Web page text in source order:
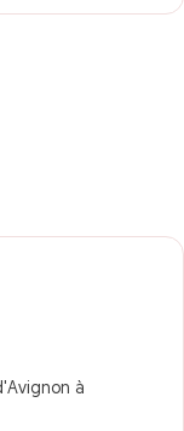
à